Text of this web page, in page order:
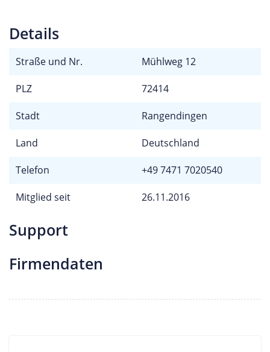
Details
Straße und Nr. Mühlweg 12
PLZ 72414
Stadt Rangendingen
Land Deutschland
Telefon +49 7471 7020540
Mitglied seit 26.11.2016
Support
Firmendaten